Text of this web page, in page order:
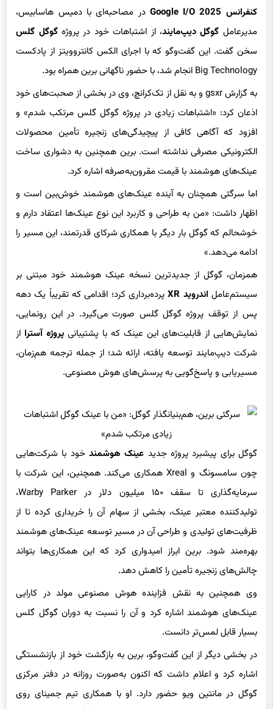
کنفرانس Google I/O 2025
در مصاحبه‌ای با دمیس هاسابیس،
مدیرعامل گوگل دیپ‌مایند، از اشتباهات خود در پروژهگوگل گلس
سخن گفت. این گفت‌وگو که با اجرای الکس کانتروویتز از پادکست
Big Technology انجام شد، با حضور ناگهانی برین همراه بود.
به گزارش gsxr و به نقل از تک‌کرانچ، وی در بخشی از صحبت‌های خود
اذعان کرد: «اشتباهات زیادی در پروژه گوگل گلس مرتکب شدم» و
افزود که آگاهی کافی از پیچیدگی‌های زنجیره تأمین محصولات
الکترونیکی مصرفی نداشته است. برین همچنین به دشواری ساخت
عینک‌های هوشمند با قیمت مقرون‌به‌صرفه اشاره کرد.
اما سرگئی همچنان به آینده عینک‌های هوشمند خوش‌بین است و
اظهار داشت: «من به طراحی و کاربرد این نوع عینک‌ها اعتقاد دارم و
خوشحالم که گوگل بار دیگر با همکاری شرکای قدرتمند، این مسیر را
ادامه می‌دهد.»
همزمان، گوگل از جدیدترین نسخه عینک هوشمند خود مبتنی بر
سیستم‌عامل اندروید XR
پرده‌برداری کرد؛ اقدامی که تقریباً یک دهه
پس از توقف پروژه گوگل گلس صورت می‌گیرد. در این رونمایی،
نمایش‌هایی از قابلیت‌های این عینک که با پشتیبانی پروژه آسترا از
شرکت دیپ‌مایند توسعه یافته، ارائه شد؛ از جمله ترجمه هم‌زمان،
مسیریابی و پاسخ‌گویی به پرسش‌های هوش مصنوعی.
گوگل برای پیشبرد پروژه جدید عینک هوشمندخود با شرکت‌هایی
چون سامسونگ و Xreal همکاری می‌کند. همچنین، این شرکت با
سرمایه‌گذاری تا سقف ۱۵۰ میلیون دلار در Warby Parker،
تولیدکننده معتبر عینک، بخشی از سهام آن را خریداری کرده تا از
ظرفیت‌های تولیدی و طراحی آن در مسیر توسعه عینک‌های هوشمند
بهره‌مند شود. برین ابراز امیدواری کرد که این همکاری‌ها بتواند
چالش‌های زنجیره تأمین را کاهش دهد.
وی همچنین به نقش فزاینده هوش مصنوعی مولد در کارایی
عینک‌های هوشمند اشاره کرد و آن را نسبت به دوران گوگل گلس
بسیار قابل لمس‌تر دانست.
در بخشی دیگر از این گفت‌وگو، برین به بازگشت خود از بازنشستگی
اشاره کرد و اعلام داشت که اکنون به‌صورت روزانه در دفتر مرکزی
گوگل در مانتین ویو حضور دارد. او با همکاری تیم جمینای روی